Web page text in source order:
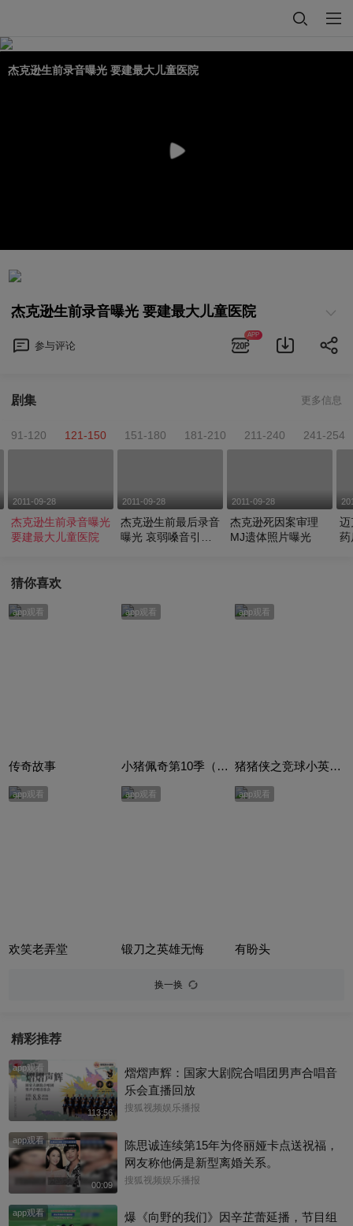
杰克逊生前录音曝光 要建最大儿童医院
杰克逊生前录音曝光 要建最大儿童医院
参与评论
APP
剧集 更多信息
91-120 121-150 151-180 181-210 211-240 241-254
2011-09-28
杰克逊生前录音曝光
要建最大儿童医院
2011-09-28
杰克逊生前最后录音
曝光 哀弱嗓音引网
2011-09-28
杰克逊死因案审理
MJ遗体照片曝光
迈
药
猜你喜欢
app观看
传奇故事
app观看
小猪佩奇第10季（Peppa Pig Season 10）（中文版） 有声音频
app观看
猪猪侠之竞球小英雄合集
app观看
欢笑老弄堂
app观看
锻刀之英雄无悔
app观看
有盼头
换一换
精彩推荐
app观看
113:56
熠熠声辉：国家大剧院合唱团男声合唱音
乐会直播回放
搜狐视频娱乐播报
app观看
00:09
陈思诚连续第15年为佟丽娅卡点送祝福，
网友称他俩是新型离婚关系。
搜狐视频娱乐播报
app观看
爆《向野的我们》因辛芷蕾延播，节目组